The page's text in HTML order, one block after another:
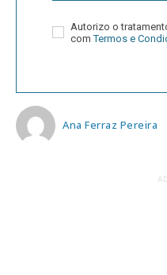
Autorizo o
comTermos e
Ana Ferraz Pereira